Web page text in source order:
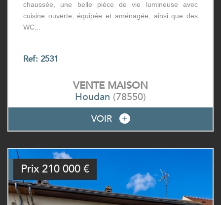
chaussée, une belle pièce de vie lumineuse avec
cuisine ouverte, équipée et aménagée, ainsi que des
WC...
Ref: 2531
VENTE MAISON
Houdan (78550)
VOIR
Prix 210 000 €